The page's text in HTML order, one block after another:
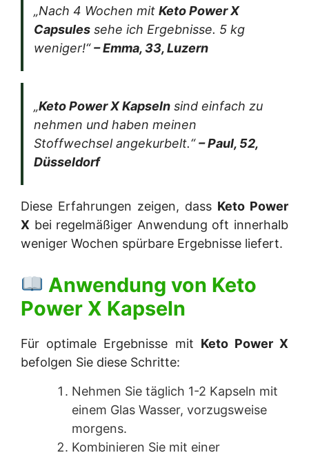
„Nach 4 Wochen mit Keto Power X
Capsules sehe ich Ergebnisse. 5 kg
weniger!“– Emma, 33, Luzern
„Keto Power X Kapseln sind einfach zu
nehmen und haben meinen
Stoffwechsel angekurbelt.“– Paul, 52,
Düsseldorf
Diese Erfahrungen zeigen, dass Keto Power
X bei regelmäßiger Anwendung oft innerhalb
weniger Wochen spürbare Ergebnisse liefert.
Anwendung von Keto
Power X Kapseln
Für optimale Ergebnisse mit Keto Power X
befolgen Sie diese Schritte:
Nehmen Sie täglich 1-2 Kapseln mit
einem Glas Wasser, vorzugsweise
morgens.
Kombinieren Sie mit einer